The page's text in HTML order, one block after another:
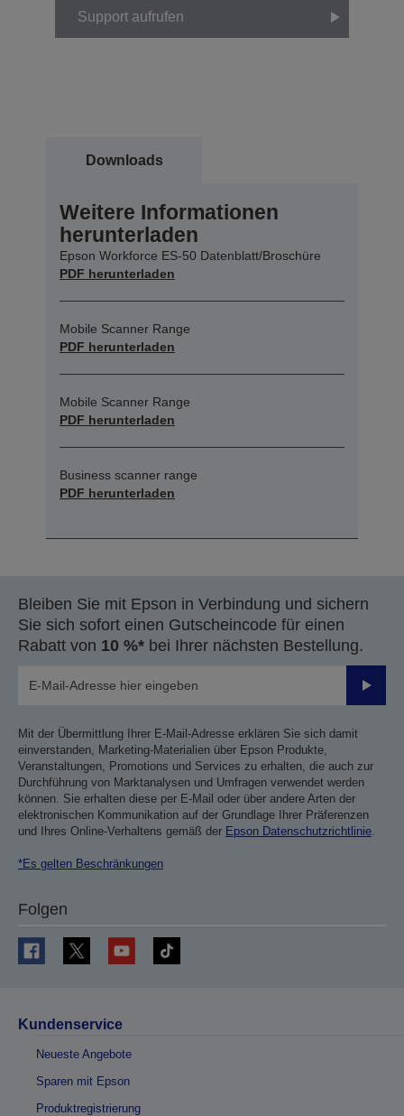
Support aufrufen
Downloads
Weitere Informationen
herunterladen
Epson Workforce ES-50 Datenblatt/Broschüre
PDF herunterladen
Mobile Scanner Range
PDF herunterladen
Mobile Scanner Range
PDF herunterladen
Business scanner range
PDF herunterladen
Bleiben Sie mit Epson in Verbindung und sichern
Sie sich sofort einen Gutscheincode für einen
Rabatt von 10 %* bei Ihrer nächsten Bestellung.
Mit der Übermittlung Ihrer E-Mail-Adresse erklären Sie sich damit
einverstanden, Marketing-Materialien über Epson Produkte,
Veranstaltungen, Promotions und Services zu erhalten, die auch zur
Durchführung von Marktanalysen und Umfragen verwendet werden
können. Sie erhalten diese per E-Mail oder über andere Arten der
elektronischen Kommunikation auf der Grundlage Ihrer Präferenzen
und Ihres Online-Verhaltens gemäß der Epson Datenschutzrichtlinie
*Es gelten Beschränkungen
Folgen
Kundenservice
Neueste Angebote
Sparen mit Epson
Produktregistrierung